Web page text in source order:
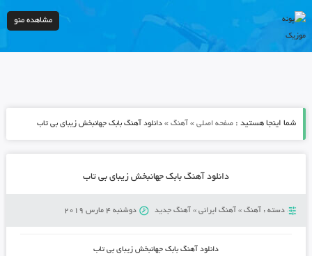
مشاهده منو
شما اینجا هستید : صفحه اصلی» آهنگ» دانلود آهنگ بابک جهانبخش زیبای بی تاب
دانلود آهنگ بابک جهانبخش زیبای بی تاب
دسته : آهنگ» آهنگ ایرانی» آهنگ جدید دوشنبه 4 مارس 2019
دانلود آهنگ بابک جهانبخش زیبای بی تاب